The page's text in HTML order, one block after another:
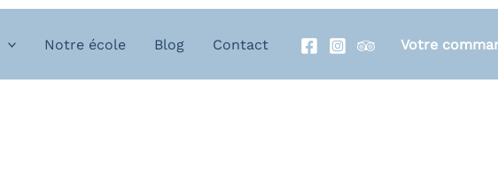
Notre école Blog Contact Votre